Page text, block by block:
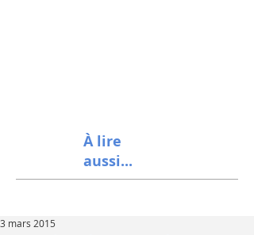
À lire
aussi...
3 mars 2015